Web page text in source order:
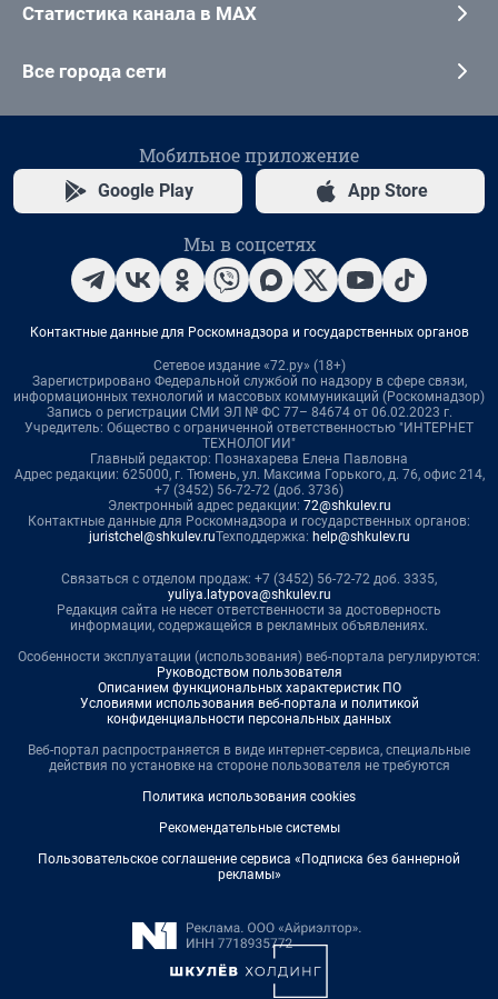
Статистика канала в MAX
Все города сети
Мобильное приложение
Google Play App Store
Мы в соцсетях
Контактные данные для Роскомнадзора и государственных органов
Сетевое издание «72.ру» (18+)
Зарегистрировано Федеральной службой по надзору в сфере связи,
информационных технологий и массовых коммуникаций (Роскомнадзор)
Запись о регистрации СМИ ЭЛ № ФС 77– 84674 от 06.02.2023 г.
Учредитель: Общество с ограниченной ответственностью "ИНТЕРНЕТ
ТЕХНОЛОГИИ"
Главный редактор: Познахарева Елена Павловна
Адрес редакции: 625000, г. Тюмень, ул. Максима Горького, д. 76, офис 214,
+7 (3452) 56-72-72 (доб. 3736)
Электронный адрес редакции: 72@shkulev.ru
Контактные данные для Роскомнадзора и государственных органов:
juristchel@shkulev.ruТехподдержка: help@shkulev.ru
Связаться с отделом продаж: +7 (3452) 56-72-72 доб. 3335,
yuliya.latypova@shkulev.ru
Редакция сайта не несет ответственности за достоверность
информации, содержащейся в рекламных объявлениях.
Особенности эксплуатации (использования) веб-портала регулируются:
Руководством пользователя
Описанием функциональных характеристик ПО
Условиями использования веб-портала и политикой
конфиденциальности персональных данных
Веб-портал распространяется в виде интернет-сервиса, специальные
действия по установке на стороне пользователя не требуются
Политика использования cookies
Рекомендательные системы
Пользовательское соглашение сервиса «Подписка без баннерной
рекламы»